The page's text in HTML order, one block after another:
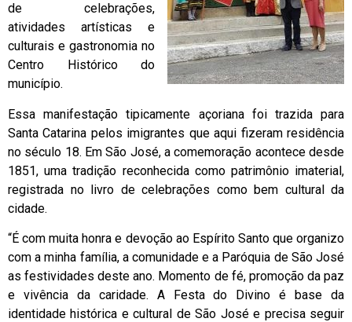
de celebrações,
atividades artísticas e
culturais e gastronomia no
Centro Histórico do
município.
Essa manifestação tipicamente açoriana foi trazida para
Santa Catarina pelos imigrantes que aqui fizeram residência
no século 18. Em São José, a comemoração acontece desde
1851, uma tradição reconhecida como patrimônio imaterial,
registrada no livro de celebrações como bem cultural da
cidade.
“É com muita honra e devoção ao Espírito Santo que organizo
com a minha família, a comunidade e a Paróquia de São José
as festividades deste ano. Momento de fé, promoção da paz
e vivência da caridade. A Festa do Divino é base da
identidade histórica e cultural de São José e precisa seguir